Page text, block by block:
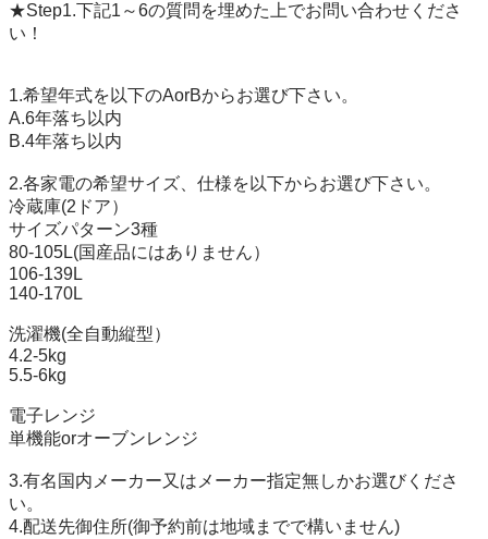
★Step1.下記1～6の質問を埋めた上でお問い合わせくださ
い！
1.希望年式を以下のAorBからお選び下さい。
A.6年落ち以内
B.4年落ち以内
2.各家電の希望サイズ、仕様を以下からお選び下さい。
冷蔵庫(2ドア）
サイズパターン3種
80-105L(国産品にはありません）
106-139L
140-170L
洗濯機(全自動縦型）
4.2-5kg
5.5-6kg
電子レンジ
単機能orオーブンレンジ
3.有名国内メーカー又はメーカー指定無しかお選びくださ
い。
4.配送先御住所(御予約前は地域までで構いません)